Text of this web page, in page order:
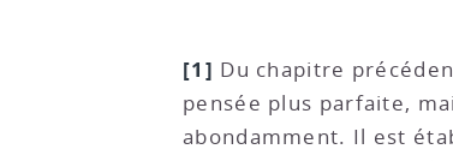
[1] Du chapitre
pensée plus parfaite,
abondamment. Il est